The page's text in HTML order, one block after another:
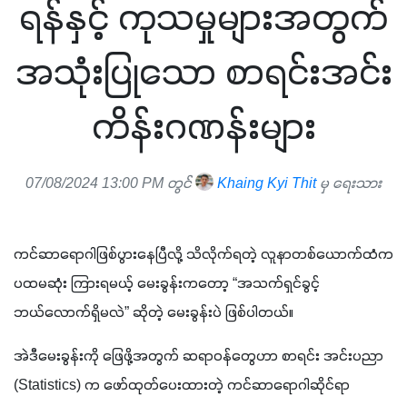
ရန်နှင့် ကုသမှုများအတွက်
အသုံးပြုသော စာရင်းအင်း
ကိန်းဂဏန်းများ
07/08/2024 13:00 PM တွင် Khaing Kyi Thitမှ ရေးသား
ကင်ဆာရောဂါဖြစ်ပွားနေပြီလို့ သိလိုက်ရတဲ့ လူနာတစ်ယောက်ထံက
ပထမဆုံး ကြားရမယ့် မေးခွန်းကတော့ “အသက်ရှင်ခွင့်
ဘယ်လောက်ရှိမလဲ” ဆိုတဲ့ မေးခွန်းပဲ ဖြစ်ပါတယ်။
အဲဒီမေးခွန်းကို ဖြေဖို့အတွက် ဆရာဝန်တွေဟာ စာရင်း အင်းပညာ
(Statistics) က ဖော်ထုတ်ပေးထားတဲ့ ကင်ဆာရောဂါဆိုင်ရာ